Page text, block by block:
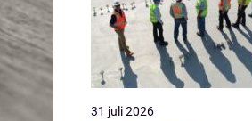
31 juli 2026